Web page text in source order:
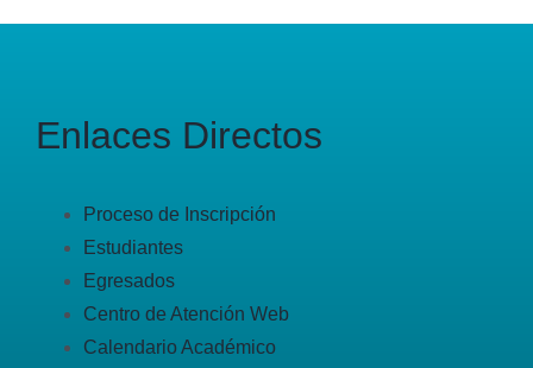
Enlaces Directos
Proceso de Inscripción
Estudiantes
Egresados
Centro de Atención Web
Calendario Académico